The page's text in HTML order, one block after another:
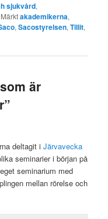
sjukvård,
Märktakademikerna,
,Sacostyrelsen,Tillit,
är
deltagit iJärvavecka
seminarier i början på
seminarium med
mellan rörelse och